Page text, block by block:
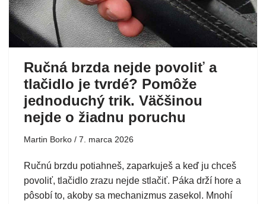
Ručná brzda nejde povoliť a
tlačidlo je tvrdé? Pomôže
jednoduchý trik. Väčšinou
nejde o žiadnu poruchu
Martin Borko 7. marca 2026
Ručnú brzdu potiahneš, zaparkuješ a keď ju chceš
povoliť, tlačidlo zrazu nejde stlačiť. Páka drží hore a
pôsobí to, akoby sa mechanizmus zasekol. Mnohí